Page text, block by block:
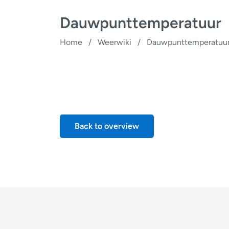
Dauwpunttemperatuur
Home / Weerwiki /
Back to overview